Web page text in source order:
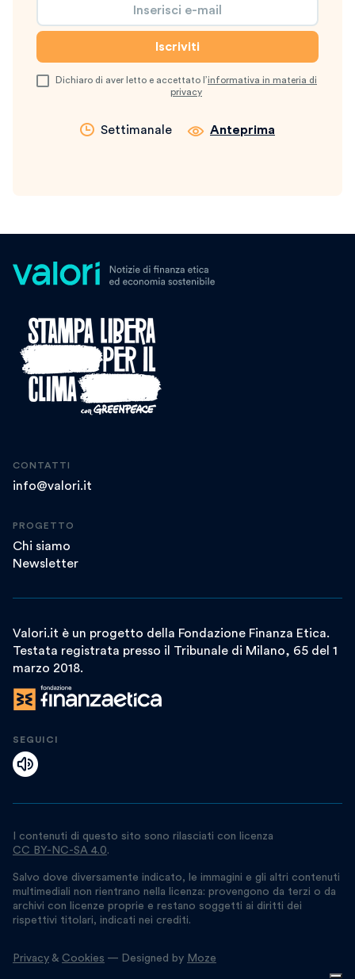
Dichiaro di aver letto e accettato l’informativa in materia di
privacy
Settimanale Anteprima
CONTATTI
info@valori.it
PROGETTO
Chi siamo
Newsletter
Valori.it è un progetto della Fondazione Finanza Etica.
Testata registrata presso il Tribunale di Milano, 65 del 1
marzo 2018.
SEGUICI
I contenuti di questo sito sono rilasciati con licenza
CC BY-NC-SA 4.0.
Salvo dove diversamente indicato, le immagini e gli altri contenuti
multimediali non rientrano nella licenza: provengono da terzi o da
archivi con licenze proprie e restano soggetti ai diritti dei
rispettivi titolari, indicati nei crediti.
Privacy & Cookies — Designed by Moze